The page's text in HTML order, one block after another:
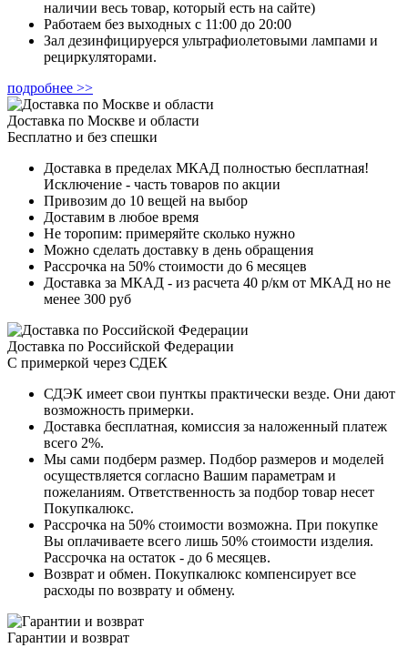
наличии весь товар, который есть на сайте)
Работаем без выходных с 11:00 до 20:00
Зал дезинфицируерся ультрафиолетовыми лампами и
рециркуляторами.
подробнее >>
Доставка по Москве и области
Бесплатно и без спешки
Доставка в пределах МКАД полностью бесплатная!
Исключение - часть товаров по акции
Привозим до 10 вещей на выбор
Доставим в любое время
Не торопим: примеряйте сколько нужно
Можно сделать доставку в день обращения
Рассрочка на 50% стоимости до 6 месяцев
Доставка за МКАД - из расчета 40 р/км от МКАД но не
менее 300 руб
Доставка по Российской Федерации
С примеркой через СДЕК
СДЭК имеет свои пунткы практически везде. Они дают
возможность примерки.
Доставка бесплатная, комиссия за наложенный платеж
всего 2%.
Мы сами подберм размер. Подбор размеров и моделей
осуществляется согласно Вашим параметрам и
пожеланиям. Ответственность за подбор товар несет
Покупкалюкс.
Рассрочка на 50% стоимости возможна. При покупке
Вы оплачиваете всего лишь 50% стоимости изделия.
Рассрочка на остаток - до 6 месяцев.
Возврат и обмен. Покупкалюкс компенсирует все
расходы по возврату и обмену.
Гарантии и возврат